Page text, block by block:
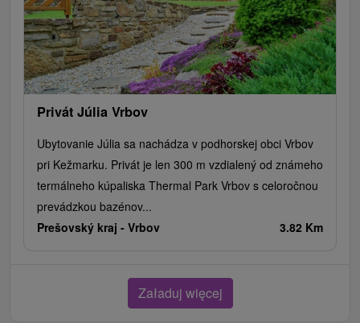
Privát Júlia Vrbov
Ubytovanie Júlia sa nachádza v podhorskej obci Vrbov
pri Kežmarku. Privát je len 300 m vzdialený od známeho
termálneho kúpaliska Thermal Park Vrbov s celoročnou
prevádzkou bazénov...
Prešovský kraj - Vrbov 3.82 Km
Załaduj więcej